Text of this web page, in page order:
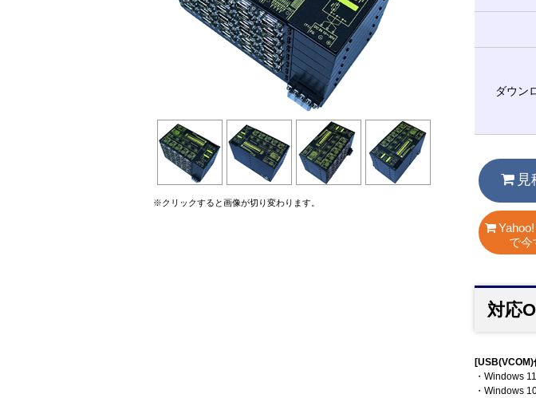
※クリックすると画像が切り変わります。
ダウン
見
で今
対応
[USB(VCOM)
・Windows
・Windows